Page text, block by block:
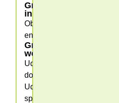
Greening
input
Obnovitelná
energie
Greening
workplace
Udržitelná
doprava,
Udržitelná
spotřeba